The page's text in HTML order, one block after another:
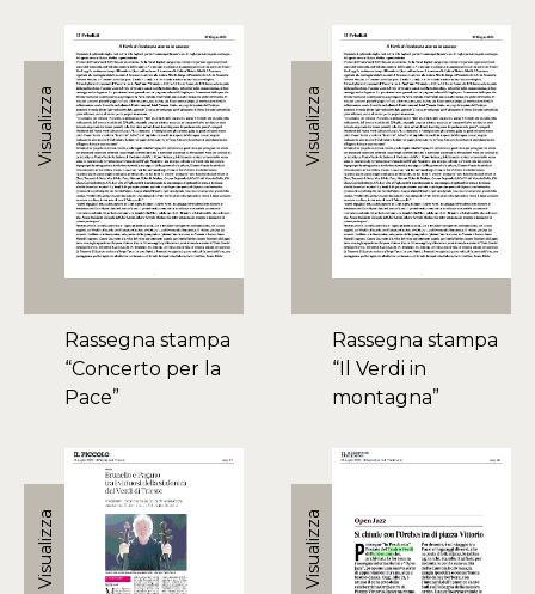
Visualizza
Rassegna stampa
“Concerto per la
Pace”
Visualizza
Rassegna stampa
“Il Verdi in
montagna”
Visualizza Visualizza